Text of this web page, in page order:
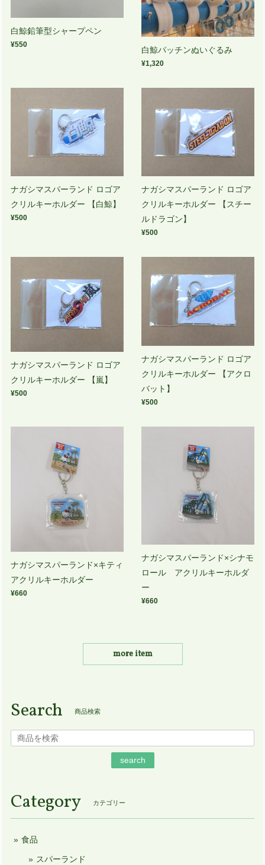
白鯨鉛筆型シャープペン
¥550
白鯨パッチンぬいぐるみ
¥1,320
ナガシマスパーランド ロゴア
クリルキーホルダー 【白鯨】
¥500
ナガシマスパーランド ロゴア
クリルキーホルダー 【スチー
ルドラゴン】
¥500
ナガシマスパーランド ロゴア
クリルキーホルダー 【嵐】
¥500
ナガシマスパーランド ロゴア
クリルキーホルダー 【アクロ
バット】
¥500
ナガシマスパーランド×キティ
アクリルキーホルダー
¥660
ナガシマスパーランド×シナモ
ロール アクリルキーホルダ
ー
¥660
more item
Search 商品検索
search
Category カテゴリー
食品
スパーランド